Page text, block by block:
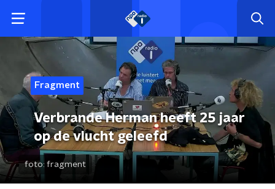
Fragment
Verbrande Herman heeft 25 jaar
op de vlucht geleefd
foto: fragment